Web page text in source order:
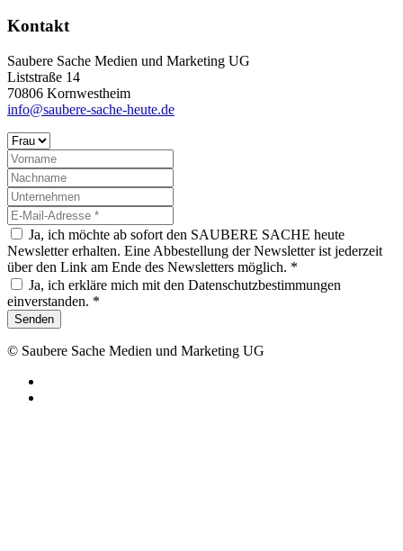
Kontakt
Saubere Sache Medien und Marketing UG
Liststraße 14
70806 Kornwestheim
info@saubere-sache-heute.de
Ja, ich möchte ab sofort den SAUBERE SACHE heute
Newsletter erhalten. Eine Abbestellung der Newsletter ist jederzeit
über den Link am Ende des Newsletters möglich. *
Ja, ich erkläre mich mit den Datenschutzbestimmungen
einverstanden. *
Senden
© Saubere Sache Medien und Marketing UG